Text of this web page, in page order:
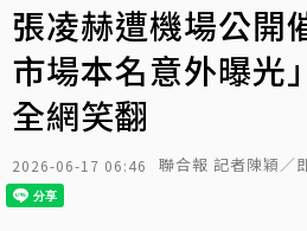
張凌赫遭機場公開
市場本名意外曝光
全網笑翻
2026-06-17 06:46 聯合報 記者陳穎／